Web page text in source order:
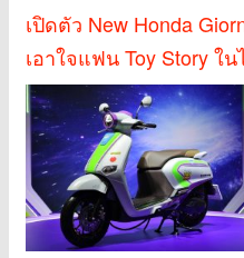
เปิดตัว New Honda
เอาใจแฟน Toy Story ใน